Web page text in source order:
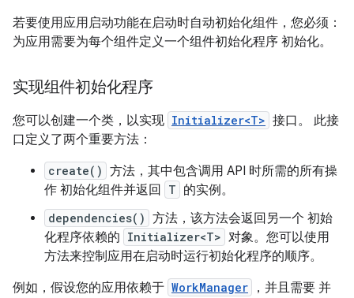
若要使用应用启动功能在启动时自动初始化组件，您必须：
为应用需要为每个组件定义一个组件初始化程序 初始化。
实现组件初始化程序
您可以创建一个类，以实现 Initializer<T> 接口。 此接
口定义了两个重要方法：
create() 方法，其中包含调用 API 时所需的所有操
作 初始化组件并返回
T 的实例。
dependencies() 方法，该方法会返回另一个 初始
化程序依赖的 Initializer<T> 对象。您可以使用
方法来控制应用在启动时运行初始化程序的顺序。
例如，假设您的应用依赖于 WorkManager
，并且需要 并